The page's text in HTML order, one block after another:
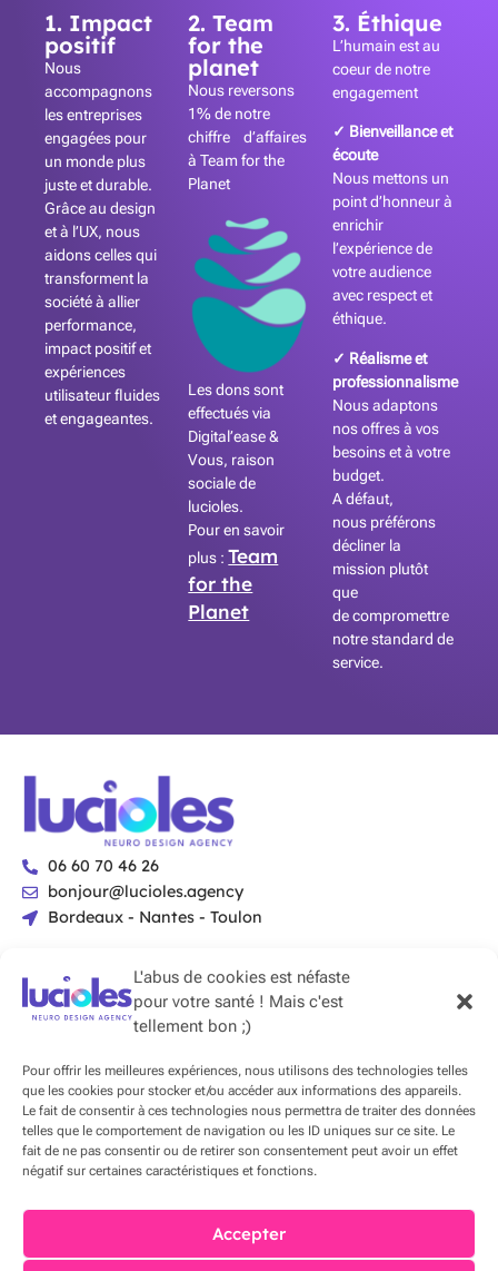
L'abus de cookies est néfaste
pour votre santé ! Mais c'est
tellement bon ;)
Pour offrir les meilleures expériences, nous utilisons des technologies telles
que les cookies pour stocker et/ou accéder aux informations des appareils.
Le fait de consentir à ces technologies nous permettra de traiter des données
telles que le comportement de navigation ou les ID uniques sur ce site. Le
fait de ne pas consentir ou de retirer son consentement peut avoir un effet
négatif sur certaines caractéristiques et fonctions.
Accepter
1. Impact
positif
Nous
accompagnons
les entreprises
engagées pour
un monde plus
juste et durable.
Grâce au design
et à l’UX, nous
aidons celles qui
transforment la
société à allier
performance,
impact positif et
expériences
utilisateur fluides
et engageantes.
2. Team
for the
planet
Nous reversons
1% de notre
chiffre d’affaires
à Team for the
Planet
Les dons sont
effectués via
Digital’ease &
Vous, raison
sociale de
lucioles.
Pour en savoir
plus :Team
for the
Planet
3. Éthique
L’humain est au
coeur de notre
engagement
✓ Bienveillance et
écoute
Nous mettons un
point d’honneur à
enrichir
l’expérience de
votre audience
avec respect et
éthique.
✓ Réalisme et
professionnalisme
Nous adaptons
nos offres à vos
besoins et à votre
budget.
A défaut,
nous préférons
décliner la
mission plutôt
que
de compromettre
notre standard de
service.
06 60 70 46 26
bonjour@lucioles.agency
Bordeaux - Nantes - Toulon
Simulateur de gains IA
Simulateur ROI
A propos
Nous contacter
Nous en sommes membres !